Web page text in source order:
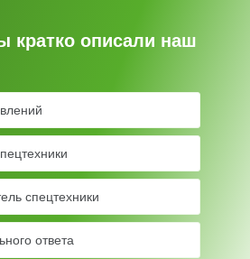
кратко описали наш
спецтехники
ответа